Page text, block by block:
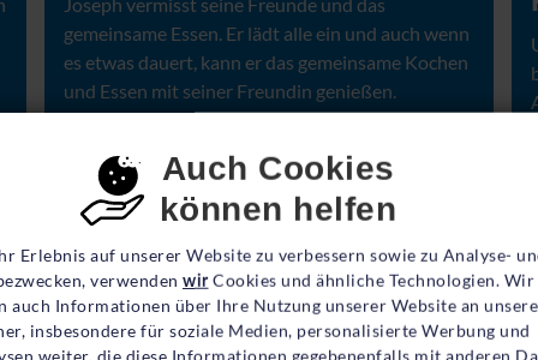
Einstellungen
Auch Cookies
können helfen
Erlebnis auf unserer Website zu verbessern sowie zu Analyse-
verwenden wir Cookies und ähnliche Technologien. Wir
auch Informationen über Ihre Nutzung unserer Website an unsere
insbesondere für soziale Medien, personalisierte Werbung und
weiter, die diese Informationen gegebenenfalls mit anderen
gemeinsame Essen. Er lädt alle ein und auch wenn
es etwas dauert, kann er das gemeinsame Kochen
und Essen mit seiner Freundin genießen.
Ein Fest für Joseph
für Grundschüler*innen (6 - 10